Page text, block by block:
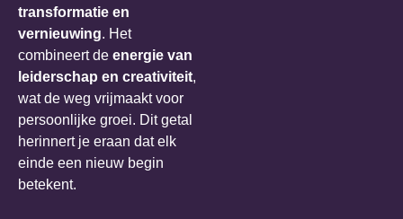
transformatie en
vernieuwing. Het
combineert de energie van
leiderschap en creativiteit,
wat de weg vrijmaakt voor
persoonlijke groei. Dit getal
herinnert je eraan dat elk
einde een nieuw begin
betekent.